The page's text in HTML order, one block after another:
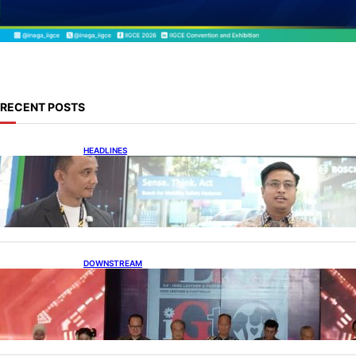
RECENT POSTS
HEADLINES
Teknologi Keselamatan, Penentu Baru
Persaingan Industri Otomotif
DOWNSTREAM
Terbuka, Peluang Usaha bagi IKM Alas Kaki
Lokal